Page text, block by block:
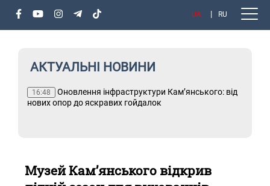
UA RU
АКТУАЛЬНІ НОВИНИ
16:48
Оновлення інфраструктури Кам’янського: від
нових опор до яскравих гойдалок
Музей Кам’янського відкрив